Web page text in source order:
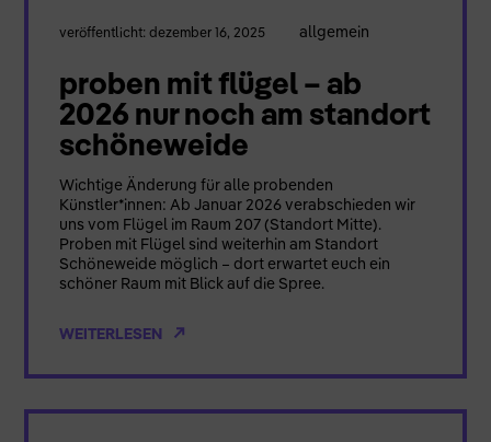
veröffentlicht: dezember 16, 2025 allgemein
proben mit flügel – ab
2026 nur noch am standort
schöneweide
Wichtige Änderung für alle probenden
Künstler*innen: Ab Januar 2026 verabschieden wir
uns vom Flügel im Raum 207 (Standort Mitte).
Proben mit Flügel sind weiterhin am Standort
Schöneweide möglich – dort erwartet euch ein
schöner Raum mit Blick auf die Spree.
WEITERLESEN